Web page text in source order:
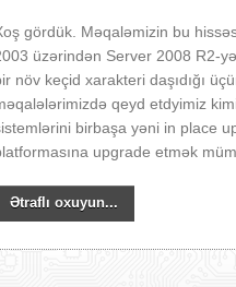
gördük. Məqaləmizin bu
üzərindən Server 2008 R2-
növ keçid xarakteri daşıdığı
qeyd etdyimiz
birbaşa yəni in place
upgrade etmək
Ətraflı oxuyun...